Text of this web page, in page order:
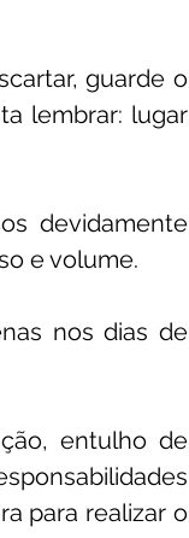
guarde o
lembrar: lugar
devidamente
e volume.
nos dias de
entulho de
para realizar o